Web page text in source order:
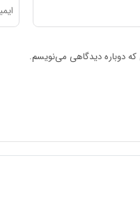
که دوباره دیدگاهی می‌نویسم.